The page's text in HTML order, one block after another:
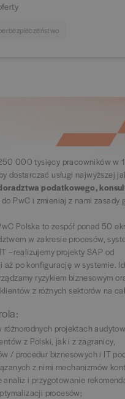
000 tysięcy pracowników w
dostarczać usługi najwyższej
podatkowego,
do PwC i zmieniaj z nami zasady
Polska to zespół ponad 50
w zakresie procesów,
–realizujemy projekty SAP od
po konfigurację w systemie.
ryzykiem biznesowym
z różnych sektorów na
różnorodnych projektach
z Polski, jak i z zagranicy,
/ procedur biznesowych i IT
z nimi mechanizmów
analiz i przygotowanie
procesów;